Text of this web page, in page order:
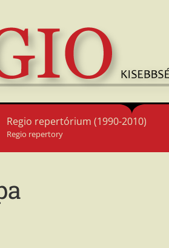
Regio repertórium (1990-2010)
Regio repertory